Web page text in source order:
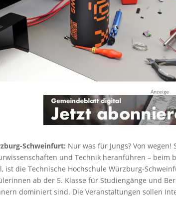
Anzeige
Schweinfurt: Nur was für Jungs? Von
und Technik heranführen – beim
ist die Technische Hochschule Würzburg-
ab der 5. Klasse für Studiengänge und
dominiert sind. Die Veranstaltungen sollen